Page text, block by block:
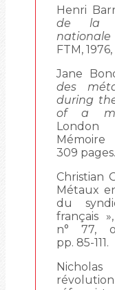
Henri
de la
FTM,
Jane
des
during
of a
309 pages.
Christian
Métaux
du
français »,
n° 77,
pp. 85-111.